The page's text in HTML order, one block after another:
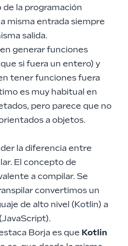
de la programación
misma entrada siempre
salida.
generar funciones
si fuera un entero) y
tener funciones fuera
es muy habitual en
pero parece que no
a objetos.
la diferencia entre
El concepto de
a compilar. Se
convertimos un
de alto nivel (Kotlin) a
Borja es que Kotlin